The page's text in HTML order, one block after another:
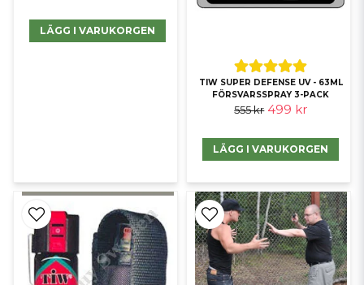
LÄGG I VARUKORGEN
TIW SUPER DEFENSE UV - 63ML
FÖRSVARSSPRAY 3-PACK
555 kr 499 kr
LÄGG I VARUKORGEN